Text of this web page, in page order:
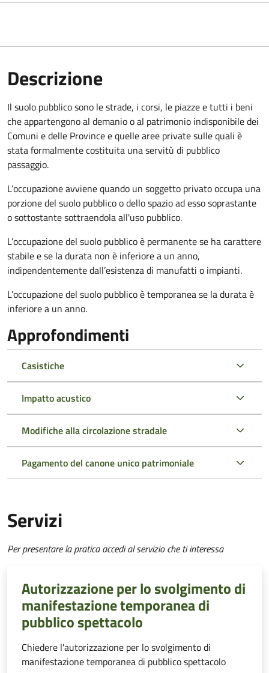
Descrizione
Il suolo pubblico sono le strade, i corsi, le piazze e tutti i beni
che appartengono al demanio o al patrimonio indisponibile dei
Comuni e delle Province e quelle aree private sulle quali è
stata formalmente costituita una servitù di pubblico
passaggio.
L’occupazione avviene quando un soggetto privato occupa una
porzione del suolo pubblico o dello spazio ad esso soprastante
o sottostante sottraendola all'uso pubblico.
L’occupazione del suolo pubblico è permanente se ha carattere
stabile e se la durata non è inferiore a un anno,
indipendentemente dall’esistenza di manufatti o impianti.
L’occupazione del suolo pubblico è temporanea se la durata è
inferiore a un anno.
Approfondimenti
Casistiche
Impatto acustico
Modifiche alla circolazione stradale
Pagamento del canone unico patrimoniale
Servizi
Per presentare la pratica accedi al servizio che ti interessa
Autorizzazione per lo svolgimento di
manifestazione temporanea di
pubblico spettacolo
Chiedere l'autorizzazione per lo svolgimento di
manifestazione temporanea di pubblico spettacolo